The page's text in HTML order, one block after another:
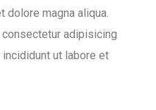
dolore magna aliqua.
adipisicing
ut labore et